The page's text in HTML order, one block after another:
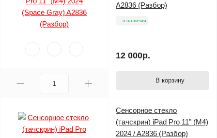
A2836 (Разбор)
в наличии
12 000р.
В корзину
Сенсорное стекло
(тачскрин) iPad Pro 11" (M4)
2024 / A2836 (Разбор)